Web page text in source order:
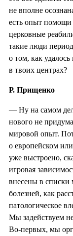
не вполне
есть опыт
церковные
такие люди
о том, как удалось
в твоих центрах?
Р. Прищенко
— Ну на самом
нового не
мировой опыт.
о европейском
уже выстроено,
игровая
внесены в списки
болезней, как
патологическое
Мы задействуем
Во-первых, мы